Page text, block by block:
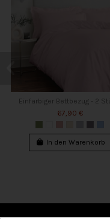
Einfarbiger Bettbezug - 2
67,90 €
In den Warenkorb